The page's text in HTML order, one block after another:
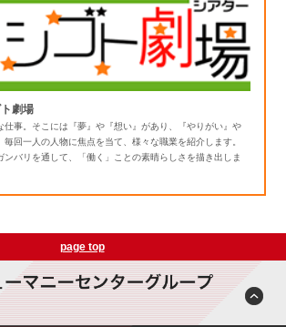
劇場
仕事。そこには『夢』や『想い』があり、『やりがい』や
毎回一人の人物に焦点を当て、様々な職業を紹介します。
ンバリを通して、「働く」ことの素晴らしさを描き出しま
page top